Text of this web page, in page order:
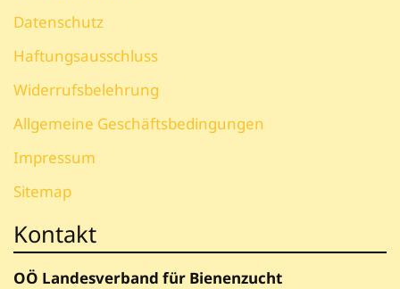
Datenschutz
Haftungsausschluss
Widerrufsbelehrung
Allgemeine Geschäftsbedingungen
Impressum
Sitemap
Kontakt
OÖ Landesverband für Bienenzucht